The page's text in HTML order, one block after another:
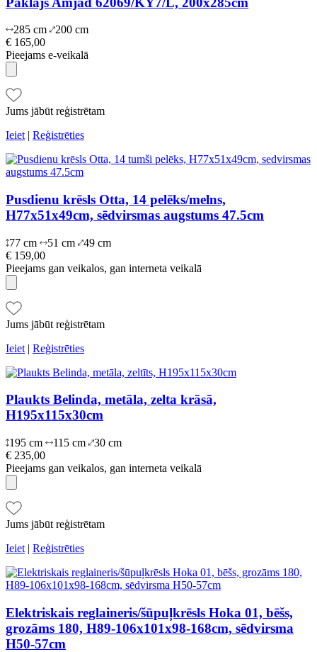
285 cm
200 cm
€ 165,00
Pieejams e-veikalā
Jums jābūt reģistrētam
Ieiet | Reģistrēties
Pusdienu krēsls Otta, 14 pelēks/melns,
H77x51x49cm, sēdvirsmas augstums 47.5cm
77 cm 51 cm
49 cm
€ 159,00
Pieejams gan veikalos, gan interneta veikalā
Jums jābūt reģistrētam
Ieiet | Reģistrēties
Plaukts Belinda, metāla, zelta krāsā,
H195x115x30cm
195 cm 115 cm
30 cm
€ 235,00
Pieejams gan veikalos, gan interneta veikalā
Jums jābūt reģistrētam
Ieiet | Reģistrēties
Elektriskais reglaineris/šūpuļkrēsls Hoka 01, bēšs,
grozāms 180, H89-106x101x98-168cm, sēdvirsma
H50-57cm